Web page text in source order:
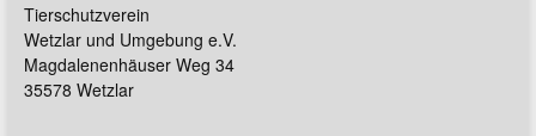
Tierschutzverein
Wetzlar und Umgebung e.V.
Magdalenenhäuser Weg 34
35578 Wetzlar